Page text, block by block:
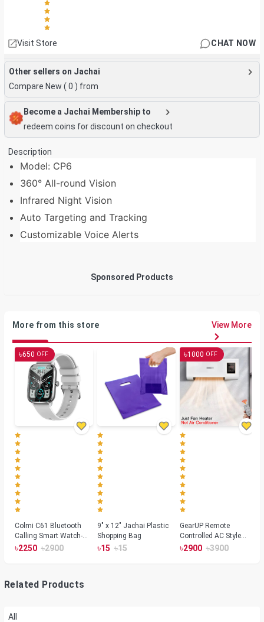
Visit Store CHAT NOW
Other sellers on Jachai
Compare New ( 0 ) from
Become a Jachai Membership to
redeem coins for discount on checkout
Description
Model: CP6
360° All-round Vision
Infrared Night Vision
Auto Targeting and Tracking
Customizable Voice Alerts
Sponsored Products
More from this store View More
৳650 OFF
Colmi C61 Bluetooth
Calling Smart Watch-
Silver Color
৳2250 ৳2900
9" x 12" Jachai Plastic
Shopping Bag
৳15 ৳15
৳1000 OFF
GearUP Remote
Controlled AC Style
Room Heater 1800
৳2900 ৳3900
Related Products
All